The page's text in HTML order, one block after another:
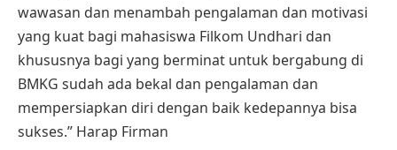
wawasan dan menambah pengalaman dan motivasi
yang kuat bagi mahasiswa Filkom Undhari dan
khususnya bagi yang berminat untuk bergabung di
BMKG sudah ada bekal dan pengalaman dan
mempersiapkan diri dengan baik kedepannya bisa
sukses.” Harap Firman